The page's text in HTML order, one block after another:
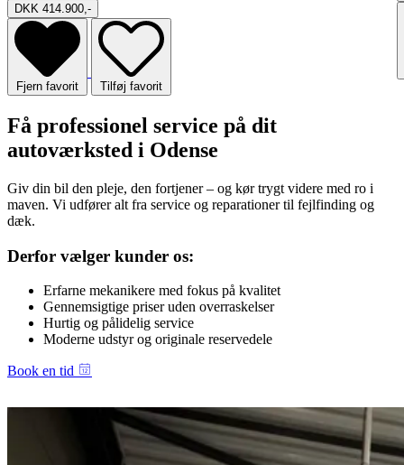
DKK 414.900,-
Fjern favorit Tilføj favorit
Få professionel service på dit
autoværksted i Odense
Giv din bil den pleje, den fortjener – og kør trygt videre med ro i
maven. Vi udfører alt fra service og reparationer til fejlfinding og
dæk.
Derfor vælger kunder os:
Erfarne mekanikere med fokus på kvalitet
Gennemsigtige priser uden overraskelser
Hurtig og pålidelig service
Moderne udstyr og originale reservedele
Book en tid